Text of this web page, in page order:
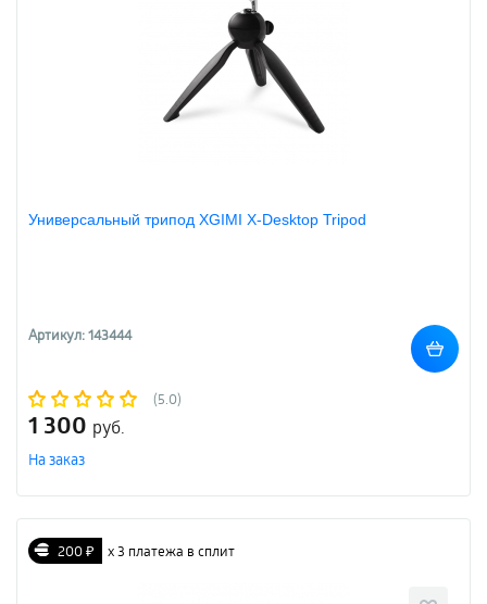
Универсальный трипод XGIMI X-Desktop Tripod
Артикул: 143444
(5.0)
1 300 руб.
На заказ
200 ₽ х 3 платежа в сплит